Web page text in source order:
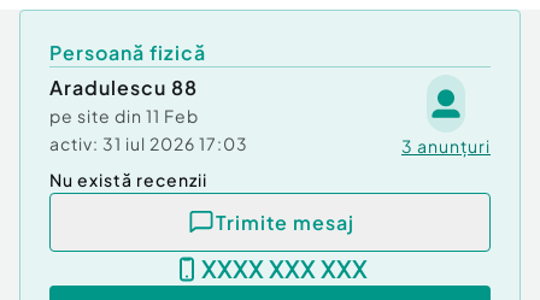
Persoană fizică
Aradulescu 88
pe site din 11 Feb
activ: 31 iul 2026 17:03 3 anunțuri
Nu există recenzii
Trimite mesaj
XXXX XXX XXX